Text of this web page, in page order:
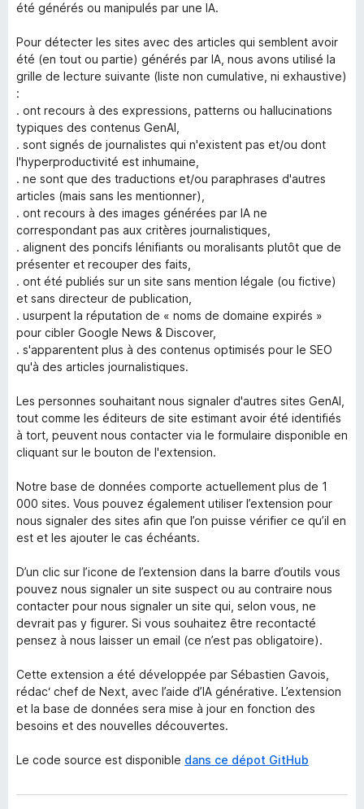
été générés ou manipulés par une IA.
Pour détecter les sites avec des articles qui semblent avoir
été (en tout ou partie) générés par IA, nous avons utilisé la
grille de lecture suivante (liste non cumulative, ni exhaustive)
:
. ont recours à des expressions, patterns ou hallucinations
typiques des contenus GenAI,
. sont signés de journalistes qui n'existent pas et/ou dont
l'hyperproductivité est inhumaine,
. ne sont que des traductions et/ou paraphrases d'autres
articles (mais sans les mentionner),
. ont recours à des images générées par IA ne
correspondant pas aux critères journalistiques,
. alignent des poncifs lénifiants ou moralisants plutôt que de
présenter et recouper des faits,
. ont été publiés sur un site sans mention légale (ou fictive)
et sans directeur de publication,
. usurpent la réputation de « noms de domaine expirés »
pour cibler Google News & Discover,
. s'apparentent plus à des contenus optimisés pour le SEO
qu'à des articles journalistiques.
Les personnes souhaitant nous signaler d'autres sites GenAI,
tout comme les éditeurs de site estimant avoir été identifiés
à tort, peuvent nous contacter via le formulaire disponible en
cliquant sur le bouton de l'extension.
Notre base de données comporte actuellement plus de 1
000 sites. Vous pouvez également utiliser l’extension pour
nous signaler des sites afin que l’on puisse vérifier ce qu’il en
est et les ajouter le cas échéants.
D’un clic sur l’icone de l’extension dans la barre d’outils vous
pouvez nous signaler un site suspect ou au contraire nous
contacter pour nous signaler un site qui, selon vous, ne
devrait pas y figurer. Si vous souhaitez être recontacté
pensez à nous laisser un email (ce n’est pas obligatoire).
Cette extension a été développée par Sébastien Gavois,
rédac‘ chef de Next, avec l’aide d’IA générative. L’extension
et la base de données sera mise à jour en fonction des
besoins et des nouvelles découvertes.
Le code source est disponible dans ce dépot GitHub